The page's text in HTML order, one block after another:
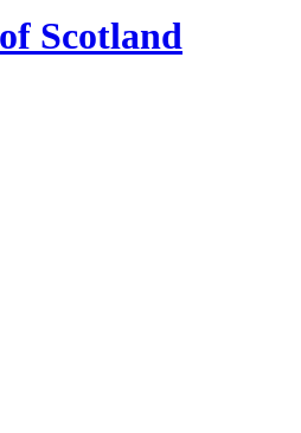
Scotland